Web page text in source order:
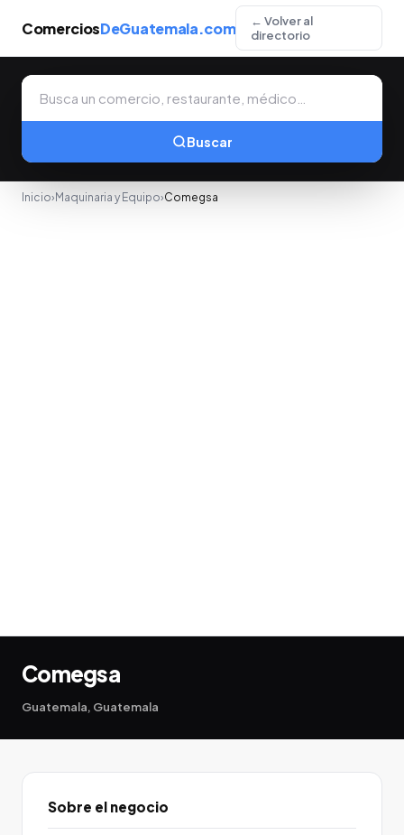
ComerciosDeGuatemala.com
← Volver al
directorio
Buscar
Inicio› Maquinaria y Equipo›Comegsa
Comegsa
Guatemala, Guatemala
Sobre el negocio